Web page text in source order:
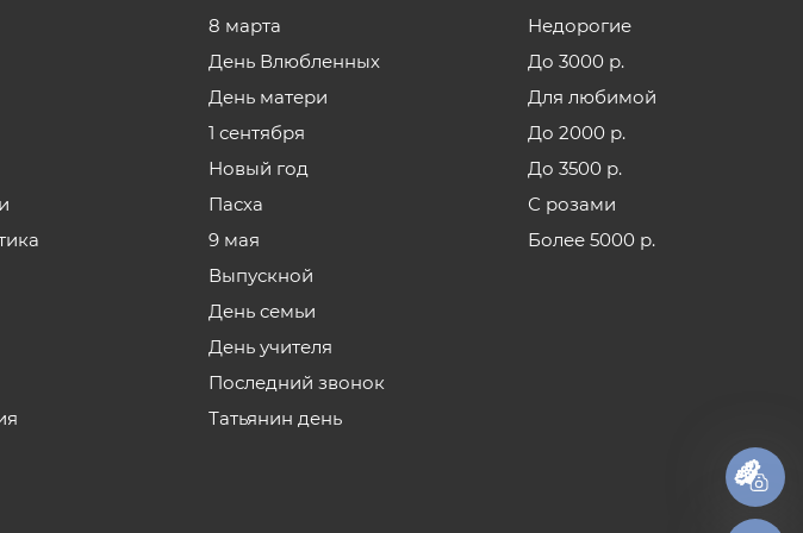
8 марта
День Влюбленных
День матери
1 сентября
Новый год
Пасха
9 мая
Выпускной
День семьи
День учителя
Последний звонок
Татьянин день
Недорогие
До 3000 р.
Для любимой
До 2000 р.
До 3500 р.
С розами
Более 5000 р.